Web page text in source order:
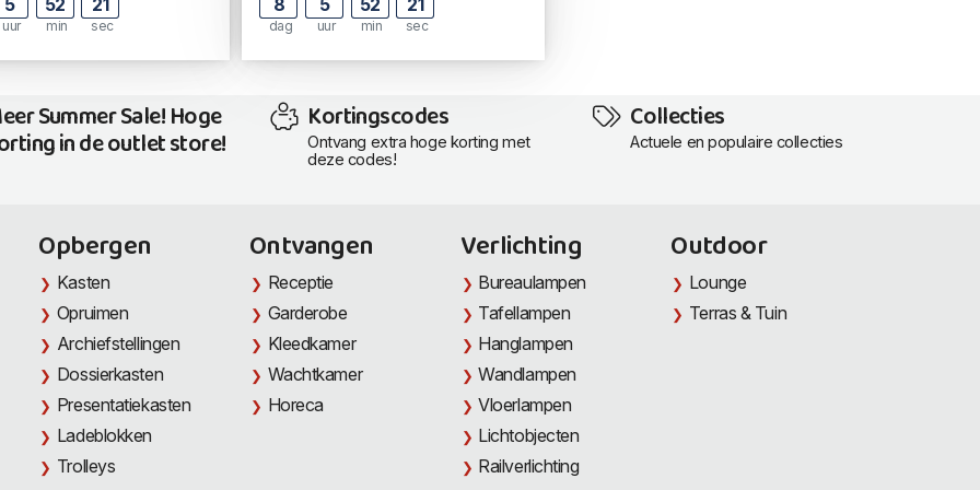
uur min sec dag uur min sec
Summer Sale! Hoge
in de outlet store!
Kortingscodes
Ontvang extra hoge korting met
deze codes!
Collecties
Actuele en populaire collecties
Opbergen
Kasten
Opruimen
Archiefstellingen
Dossierkasten
Presentatiekasten
Ladeblokken
Trolleys
Ontvangen
Receptie
Garderobe
Kleedkamer
Wachtkamer
Horeca
Verlichting
Bureaulampen
Tafellampen
Hanglampen
Wandlampen
Vloerlampen
Lichtobjecten
Railverlichting
Outdoor
Lounge
Terras & Tuin